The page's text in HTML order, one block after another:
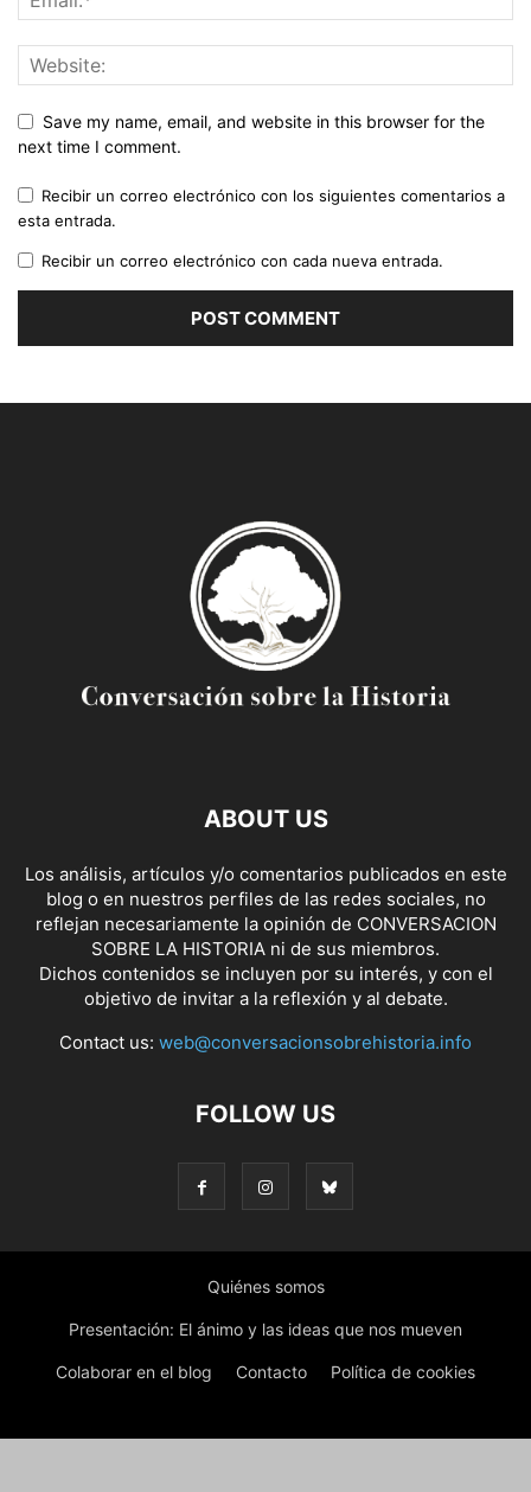
Save my name, email, and website in this browser for the
next time I comment.
Recibir un correo electrónico con los siguientes comentarios a
esta entrada.
Recibir un correo electrónico con cada nueva entrada.
ABOUT US
Los análisis, artículos y/o comentarios publicados en este
blog o en nuestros perfiles de las redes sociales, no
reflejan necesariamente la opinión de CONVERSACION
SOBRE LA HISTORIA ni de sus miembros.
Dichos contenidos se incluyen por su interés, y con el
objetivo de invitar a la reflexión y al debate.
Contact us: web@conversacionsobrehistoria.info
FOLLOW US
Quiénes somos
Presentación: El ánimo y las ideas que nos mueven
Colaborar en el blog Contacto Política de cookies